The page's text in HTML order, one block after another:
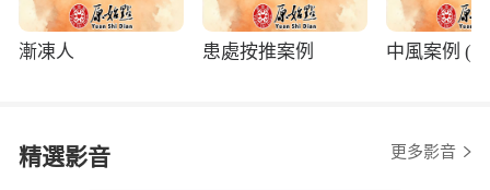
漸凍人 患處按推案例 中風案例 (
精選影音 更多影音